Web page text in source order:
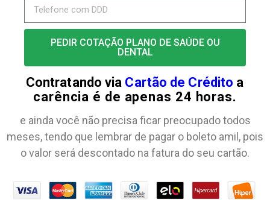
PEDIR COTAÇÃO PLANO DE SAÚDE OU
DENTAL
Contratando via Cartão de Crédito a
carência é de apenas 24 horas.
e ainda você não precisa ficar preocupado todos
meses, tendo que lembrar de pagar o boleto amil, pois
o valor será descontado na fatura do seu cartão.